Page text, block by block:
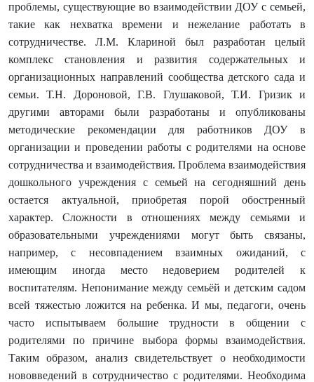
проблемы, существующие во взаимодействии ДОУ с семьей,
такие как нехватка времени и нежелание работать в
сотрудничестве. Л.М. Клариной был разработан целый
комплекс становления и развития содержательных и
организационных направлений сообщества детского сада и
семьи. Т.Н. Дороновой, Г.В. Глушаковой, Т.И. Гризик и
другими авторами были разработаны и опубликованы
методические рекомендации для работников ДОУ в
организации и проведении работы с родителями на основе
сотрудничества и взаимодействия. Проблема взаимодействия
дошкольного учреждения с семьей на сегодняшний день
остается актуальной, приобретая порой обостренный
характер. Сложности в отношениях между семьями и
образовательными учреждениями могут быть связаны,
например, с несовпадением взаимных ожиданий, с
имеющим иногда место недоверием родителей к
воспитателям. Непонимание между семьёй и детским садом
всей тяжестью ложится на ребенка. И мы, педагоги, очень
часто испытываем большие трудности в общении с
родителями по причине выбора формы взаимодействия.
Таким образом, анализ свидетельствует о необходимости
нововведений в сотрудничество с родителями. Необходима